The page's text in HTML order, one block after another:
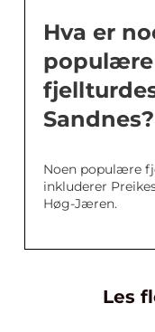
Hva er
populære
Sandnes?
Noen populære
inkluderer
Høg-Jæren.
Les